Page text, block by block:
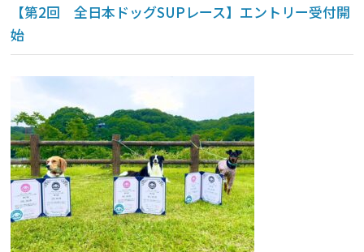
【第2回 全日本ドッグSUPレース】エントリー受付開
始